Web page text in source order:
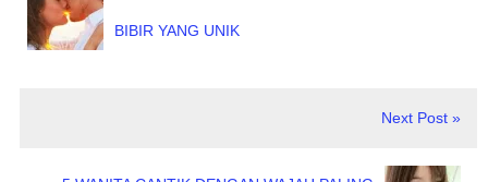
BIBIR YANG UNIK
Next Post »